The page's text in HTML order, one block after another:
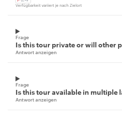
Verfügbarkeit variiert je nach Zielort
Frage
Is this tour private or will other
Antwort anzeigen
Frage
Is this tour available in multiple
Antwort anzeigen